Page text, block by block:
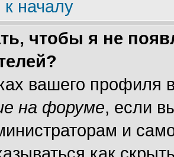
к началу
чтобы я не
вашего профиля
на форуме, если
и